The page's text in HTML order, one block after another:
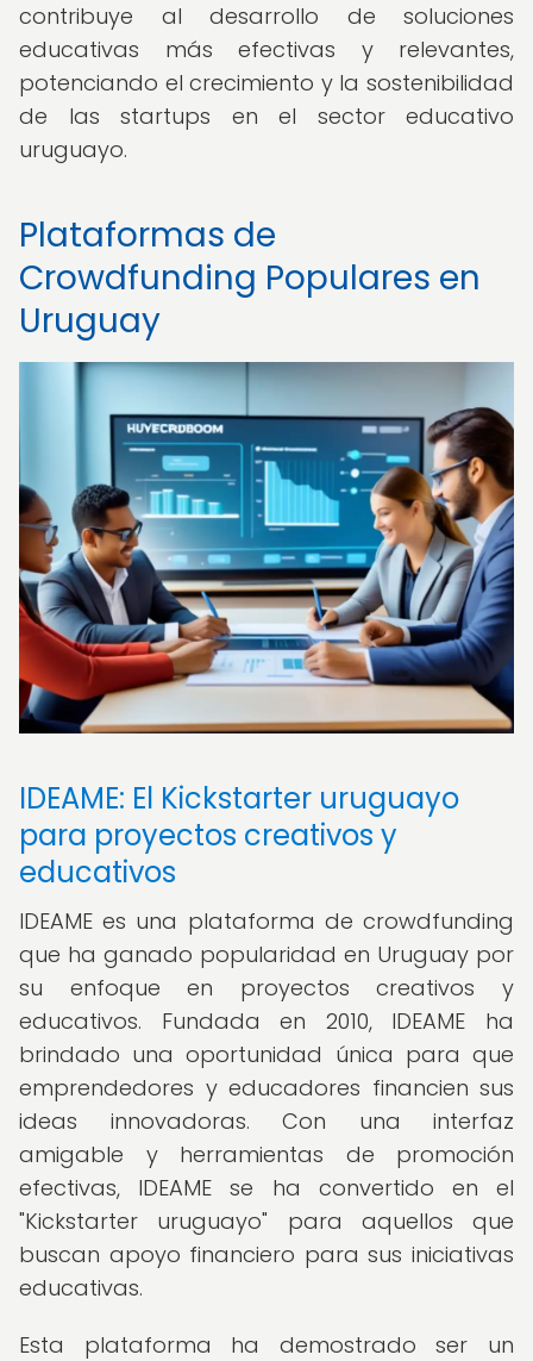
contribuye al desarrollo de soluciones
educativas más efectivas y relevantes,
potenciando el crecimiento y la sostenibilidad
de las startups en el sector educativo
uruguayo.
Plataformas de
Crowdfunding Populares en
Uruguay
IDEAME: El Kickstarter uruguayo
para proyectos creativos y
educativos
IDEAME es una plataforma de crowdfunding
que ha ganado popularidad en Uruguay por
su enfoque en proyectos creativos y
educativos. Fundada en 2010, IDEAME ha
brindado una oportunidad única para que
emprendedores y educadores financien sus
ideas innovadoras. Con una interfaz
amigable y herramientas de promoción
efectivas, IDEAME se ha convertido en el
"Kickstarter uruguayo" para aquellos que
buscan apoyo financiero para sus iniciativas
educativas.
Esta plataforma ha demostrado ser un